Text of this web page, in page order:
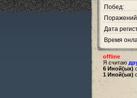
Побед:
Дата
Время
offline
Я считаю
6 Иной(ых)
1 Иной(ых)